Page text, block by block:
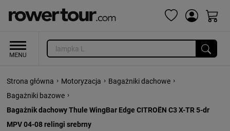
Strona główna › Motoryzacja › Bagażniki dachowe ›
Bagażniki bazowe ›
Bagażnik dachowy Thule WingBar Edge CITROËN C3 X-TR 5-dr
MPV 04-08 relingi srebrny